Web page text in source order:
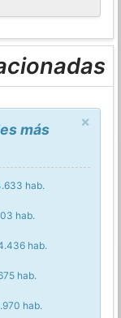
×
más
hab.
hab.
hab.
hab.
hab.